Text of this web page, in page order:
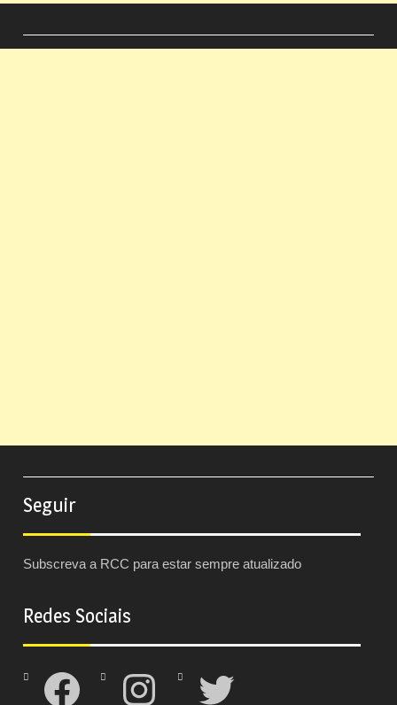
Seguir
Subscreva a RCC para estar sempre atualizado
Redes Sociais
Facebook Instagram Twitter